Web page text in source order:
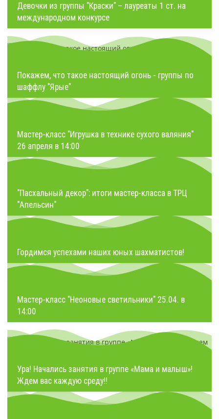
Девочки из группы "Краски" – лауреаты 1 ст. на
международном конкурсе
Покажем, что такое настоящий огонь - группы по
шаффлу "Ярые"
Мастер-класс "Игрушка в технике сухого валяния"
26 апреля в 14:00
"Пасхальный декор": итоги мастер-класса в ТРЦ
"Апельсин"
Гордимся успехами наших юных шахматистов!
Мастер-класс "Неоновые светильники" 25.04. в
14:00
Ура! Начались занятия в группе «Мама и малыш»!
Ждем вас каждую среду!!